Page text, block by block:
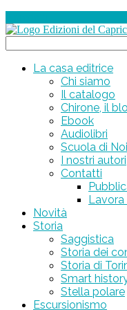
La casa editrice
Chi siamo
Il catalogo
Chirone, il
Ebook
Audiolibri
Scuola di
I nostri autori
Contatti
Lavora
Novità
Storia
Saggistica
Storia dei
Storia di
Smart
Stella polare
Escursionismo